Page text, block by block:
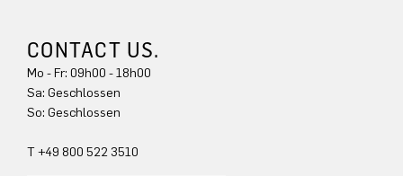
CONTACT US.
Mo - Fr: 09h00 - 18h00
Sa: Geschlossen
So: Geschlossen
T +49 800 522 3510